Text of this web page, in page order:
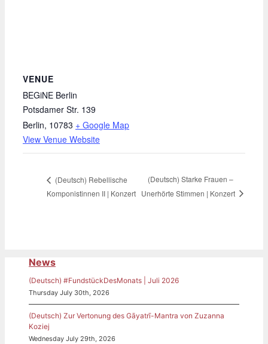
VENUE
BEGiNE Berlin
Potsdamer Str. 139
Berlin, 10783 + Google Map
View Venue Website
(Deutsch) Rebellische
Komponistinnen II | Konzert
(Deutsch) Starke Frauen –
Unerhörte Stimmen | Konzert
News
(Deutsch) #FundstückDesMonats | Juli 2026
Thursday July 30th, 2026
(Deutsch) Zur Vertonung des Gāyatrī-Mantra von Zuzanna
Koziej
Wednesday July 29th, 2026